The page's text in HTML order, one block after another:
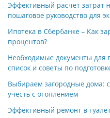
Эффективный расчет затрат
пошаговое руководство для
Ипотека в Сбербанке – Как
процентов?
Необходимые документы для
список и советы по
Выбираем загородные дома:
учесть с отоплением
Эффективный ремонт в